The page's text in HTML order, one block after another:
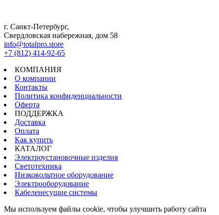
г. Санкт-Петербург,
Свердловская набережная, дом 58
info@totalpro.store
+7 (812) 414-92-65
КОМПАНИЯ
О компании
Контакты
Политика конфиденциальности
Оферта
ПОДДЕРЖКА
Доставка
Оплата
Как купить
КАТАЛОГ
Электроустановочные изделия
Светотехника
Низковольтное оборудование
Электрооборудование
Кабеленесущие системы
Мы используем файлы cookie, чтобы улучшить работу сайта